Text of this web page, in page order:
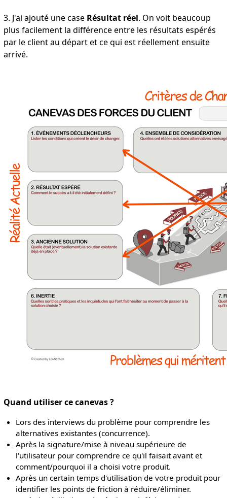
3. J'ai ajouté une case Résultat réel. On voit beaucoup
plus facilement la différence entre les résultats espérés
par le client au départ et ce qui est réellement ensuite
arrivé.
Quand utiliser ce canevas ?
Lors des interviews du problème pour comprendre les
alternatives existantes (concurrence).
Après la signature/mise à niveau supérieure de
l'utilisateur pour comprendre ce qu'il faisait avant et
comment/pourquoi il a choisi votre produit.
Après un certain temps d'utilisation de votre produit pour
identifier les points de friction à réduire/éliminer.